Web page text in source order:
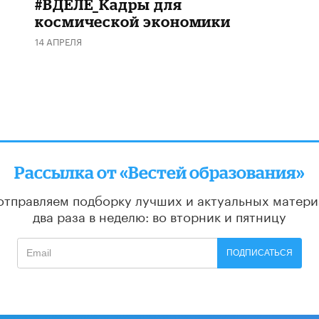
#ВДЕЛЕ_Кадры для
космической экономики
14 АПРЕЛЯ
Рассылка от «Вестей образования»
подборку лучших и актуальных
два раза в неделю: во вторник и пятницу
ПОДПИСАТЬСЯ